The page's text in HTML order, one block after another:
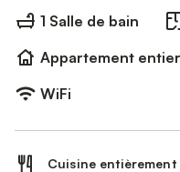
1 Salle de bain
Appartement entier
WiFi
Cuisine entièrement